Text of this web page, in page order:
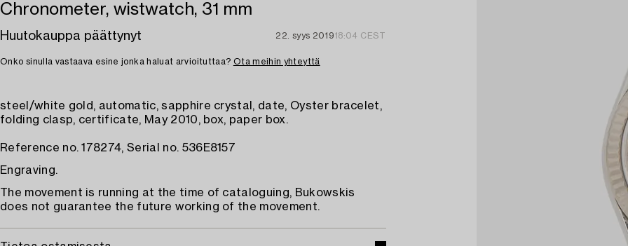
Chronometer, wistwatch, 31 mm
Huutokauppa päättynyt 22. syys 201918:04 CEST
Onko sinulla vastaava esine jonka haluat arvioituttaa? Ota meihin yhteyttä
steel/white gold, automatic, sapphire crystal, date, Oyster bracelet,
folding clasp, certificate, May 2010, box, paper box.
Reference no. 178274, Serial no. 536E8157
Engraving.
The movement is running at the time of cataloguing, Bukowskis
does not guarantee the future working of the movement.